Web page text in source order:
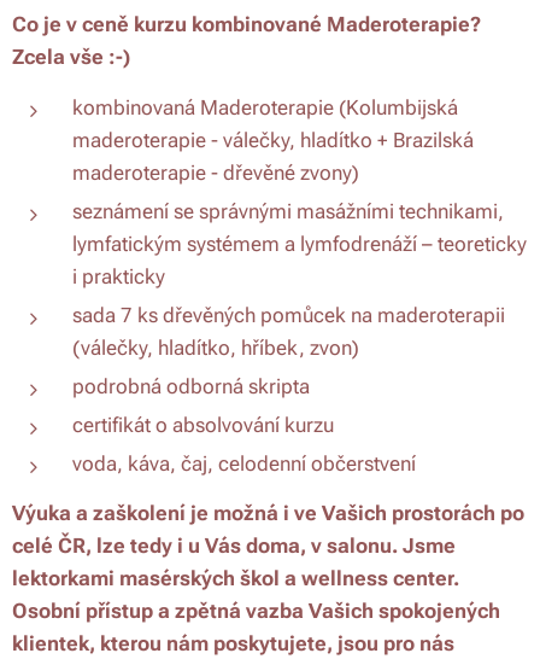
Co je v ceně kurzu kombinované Maderoterapie?
Zcela vše :-)
kombinovaná Maderoterapie (Kolumbijská
maderoterapie - válečky, hladítko + Brazilská
maderoterapie - dřevěné zvony)
seznámení se správnými masážními technikami,
lymfatickým systémem a lymfodrenáží – teoreticky
i prakticky
sada 7 ks dřevěných pomůcek na maderoterapii
(válečky, hladítko, hříbek, zvon)
podrobná odborná skripta
certifikát o absolvování kurzu
voda, káva, čaj, celodenní občerstvení
Výuka a zaškolení je možná i ve Vašich prostorách po
celé ČR, lze tedy i u Vás doma, v salonu. Jsme
lektorkami masérských škol a wellness center.
Osobní přístup a zpětná vazba Vašich spokojených
klientek, kterou nám poskytujete, jsou pro nás